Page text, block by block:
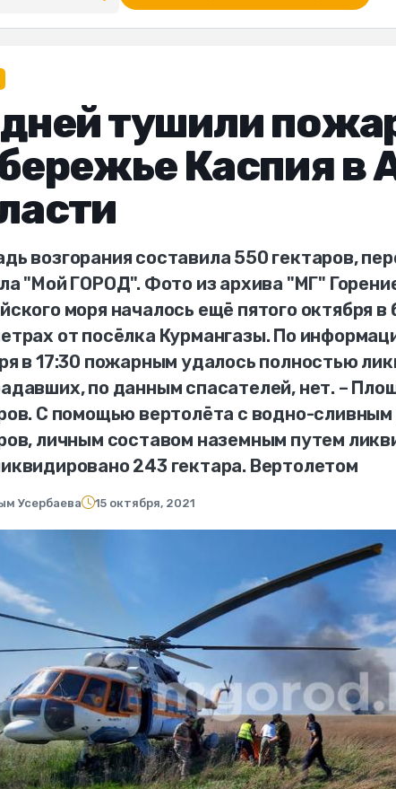
тушили
Каспия в
возгорания составила 550 гектаров,
"Мой ГОРОД". Фото из архива "МГ"
моря началось ещё пятого октября
от посёлка Курмангазы. По
в 17:30 пожарным удалось полностью
по данным спасателей, нет. –
С помощью вертолёта с водно-
личным составом наземным путем
243 гектара. Вертолетом
Усербаева 15 октября, 2021